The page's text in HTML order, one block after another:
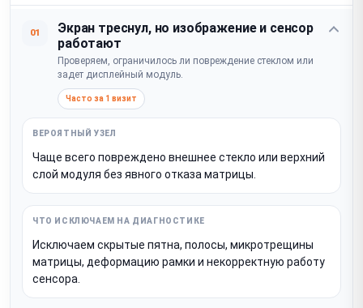
01
Экран треснул, но изображение и сенсор
работают
Проверяем, ограничилось ли повреждение стеклом или
задет дисплейный модуль.
Часто за 1 визит
Чаще всего повреждено внешнее стекло или верхний
слой модуля без явного отказа матрицы.
Исключаем скрытые пятна, полосы, микротрещины
матрицы, деформацию рамки и некорректную работу
сенсора.